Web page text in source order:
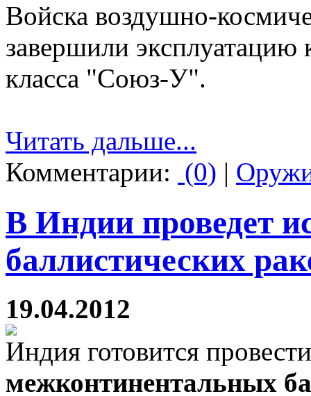
Войска воздушно-
завершили эксплуатацию
класса "Союз-У".
Читать дальше...
Комментарии: (0) |
В Индии проведет
баллистических
19.04.2012
Индия готовится
межконтинентальных